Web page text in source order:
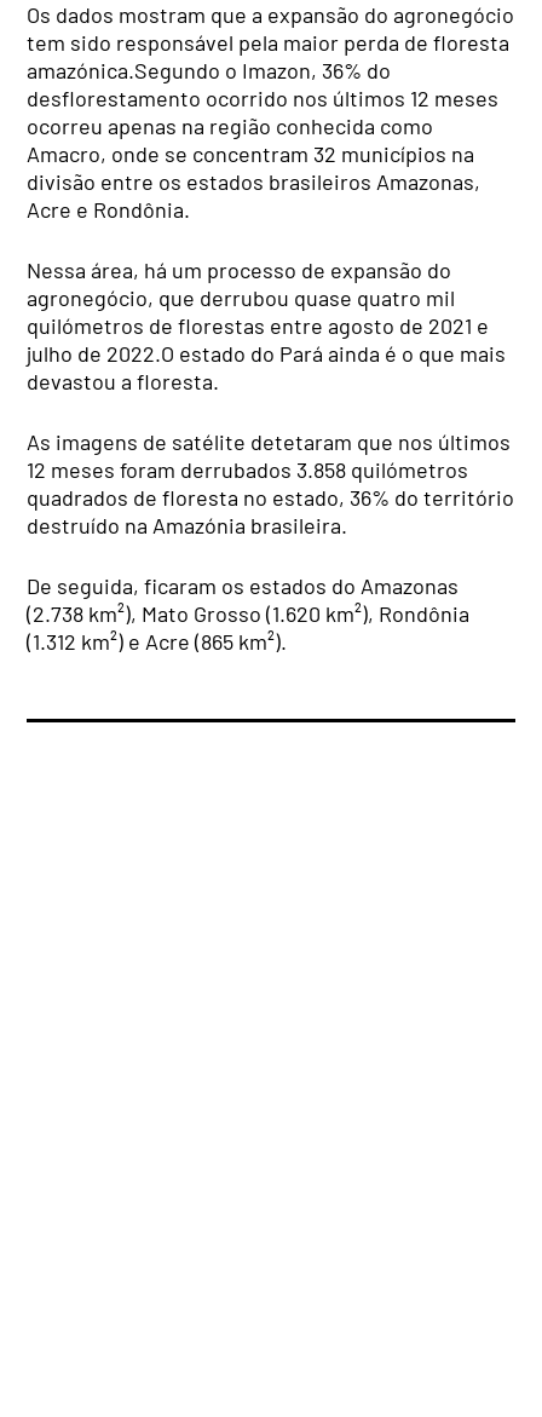
Os dados mostram que a expansão do agronegócio
tem sido responsável pela maior perda de floresta
amazónica.Segundo o Imazon, 36% do
desflorestamento ocorrido nos últimos 12 meses
ocorreu apenas na região conhecida como
Amacro, onde se concentram 32 municípios na
divisão entre os estados brasileiros Amazonas,
Acre e Rondônia.
Nessa área, há um processo de expansão do
agronegócio, que derrubou quase quatro mil
quilómetros de florestas entre agosto de 2021 e
julho de 2022.O estado do Pará ainda é o que mais
devastou a floresta.
As imagens de satélite detetaram que nos últimos
12 meses foram derrubados 3.858 quilómetros
quadrados de floresta no estado, 36% do território
destruído na Amazónia brasileira.
De seguida, ficaram os estados do Amazonas
(2.738 km²), Mato Grosso (1.620 km²), Rondônia
(1.312 km²) e Acre (865 km²).